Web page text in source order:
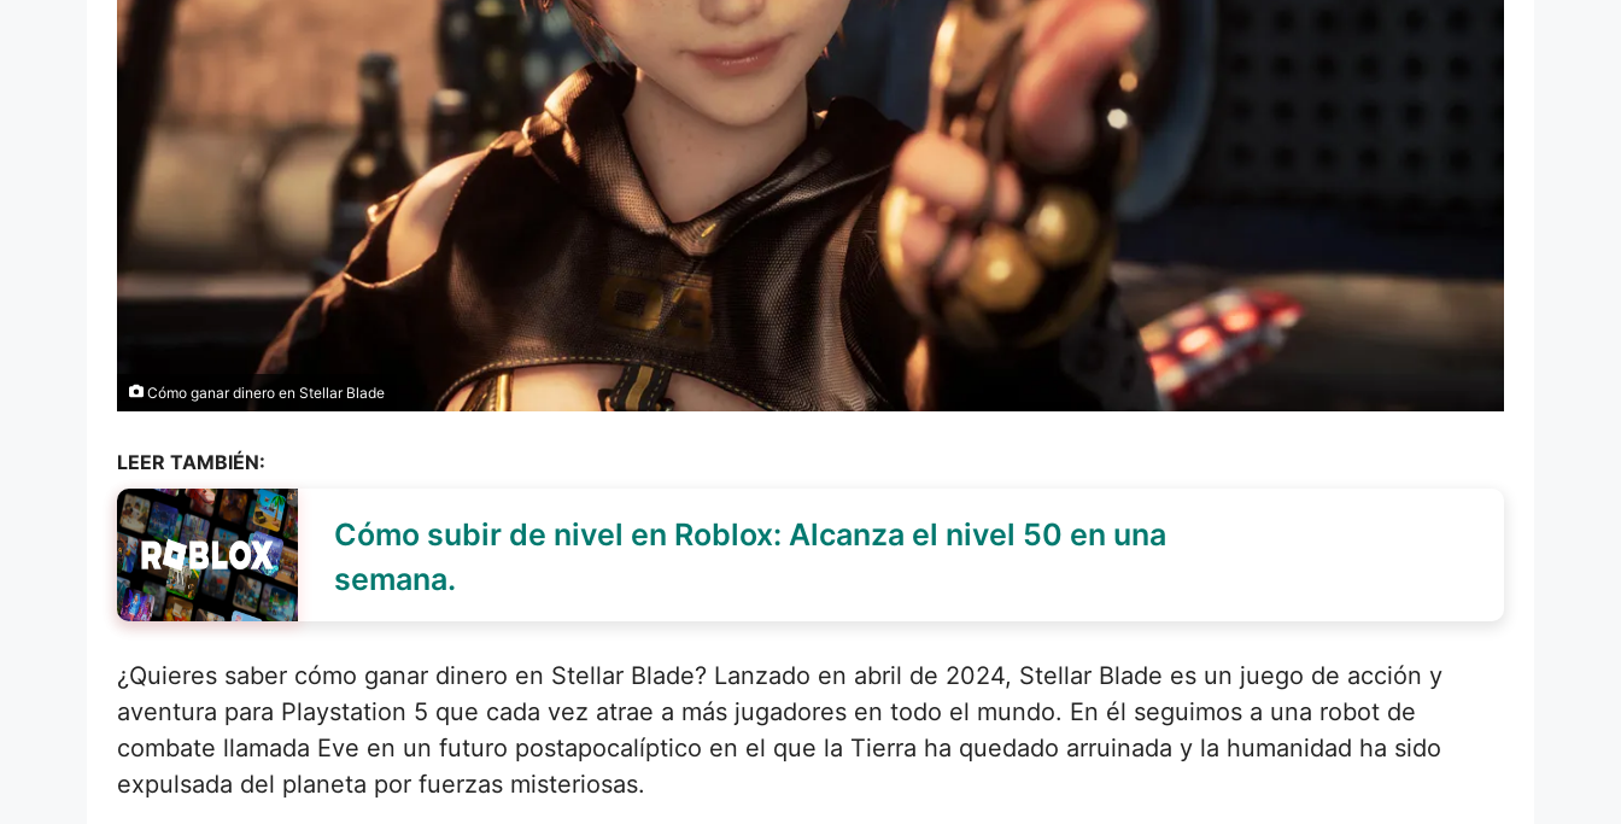
Cómo ganar dinero en Stellar Blade
LEER TAMBIÉN:
Cómo subir de nivel en Roblox: Alcanza el nivel 50 en una
semana.
¿Quieres saber cómo ganar dinero en Stellar Blade? Lanzado en abril de 2024, Stellar Blade es un juego de acción y
aventura para Playstation 5 que cada vez atrae a más jugadores en todo el mundo. En él seguimos a una robot de
combate llamada Eve en un futuro postapocalíptico en el que la Tierra ha quedado arruinada y la humanidad ha sido
expulsada del planeta por fuerzas misteriosas.